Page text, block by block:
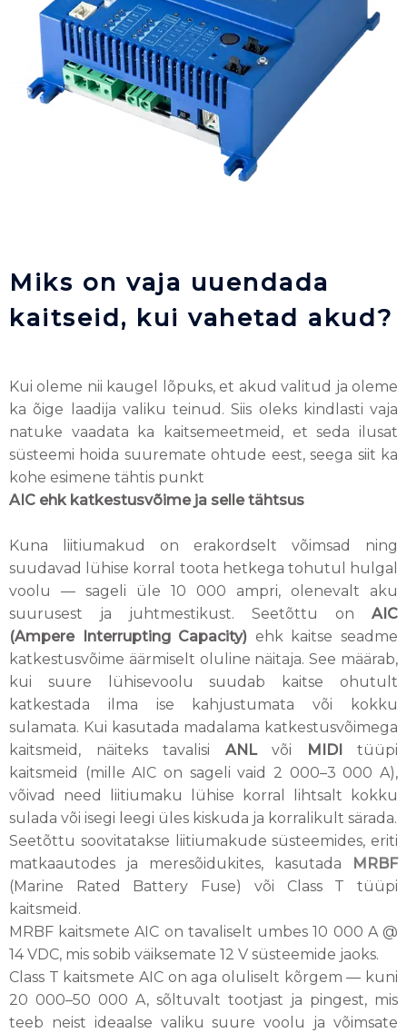
Miks on vaja uuendada
kaitseid, kui vahetad akud?
Kui oleme nii kaugel lõpuks, et akud valitud ja oleme
ka õige laadija valiku teinud. Siis oleks kindlasti vaja
natuke vaadata ka kaitsemeetmeid, et seda ilusat
süsteemi hoida suuremate ohtude eest, seega siit ka
kohe esimene tähtis punkt
AIC ehk katkestusvõime ja selle tähtsus
Kuna liitiumakud on erakordselt võimsad ning
suudavad lühise korral toota hetkega tohutul hulgal
voolu — sageli üle 10 000 ampri, olenevalt aku
suurusest ja juhtmestikust. Seetõttu on AIC
(Ampere Interrupting Capacity) ehk kaitse seadme
katkestusvõime äärmiselt oluline näitaja. See määrab,
kui suure lühisevoolu suudab kaitse ohutult
katkestada ilma ise kahjustumata või kokku
sulamata. Kui kasutada madalama katkestusvõimega
kaitsmeid, näiteks tavalisi ANLvõi MIDI
tüüpi
kaitsmeid (mille AIC on sageli vaid 2 000–3 000 A),
võivad need liitiumaku lühise korral lihtsalt kokku
sulada või isegi leegi üles kiskuda ja korralikult särada.
Seetõttu soovitatakse liitiumakude süsteemides, eriti
matkaautodes ja meresõidukites, kasutada
MRBF
(Marine Rated Battery Fuse) või Class T tüüpi
kaitsmeid.
MRBF kaitsmete AIC on tavaliselt umbes 10 000 A @
14 VDC, mis sobib väiksemate 12 V süsteemide jaoks.
Class T kaitsmete AIC on aga oluliselt kõrgem — kuni
20 000–50 000 A, sõltuvalt tootjast ja pingest, mis
teeb neist ideaalse valiku suure voolu ja võimsate